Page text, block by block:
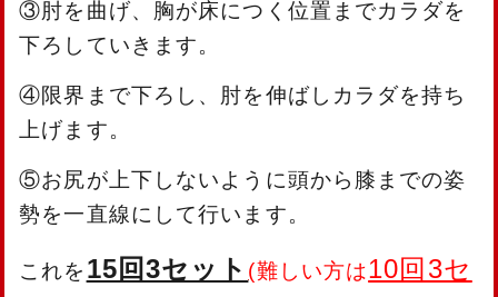
③肘を曲げ、胸が床につく位置までカラダを
下ろしていきます。
④限界まで下ろし、肘を伸ばしカラダを持ち
上げます。
⑤お尻が上下しないように頭から膝までの姿
勢を一直線にして行います。
これを 15回3セット (難しい方は10回3セ